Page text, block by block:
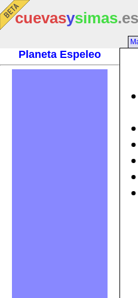
cuevasysimas.es
Planeta Espeleo